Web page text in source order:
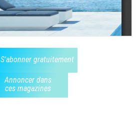
S'abonner gratuitement
Annoncer dans
ces magazines